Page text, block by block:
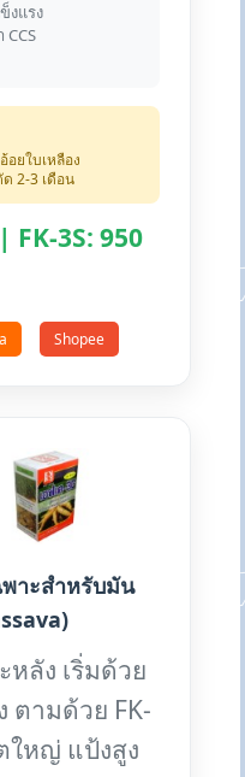
งแรง
CCS
อยใบเหลือง
ด 2-3 เดือน
FK-3S: 950
Shopee
พาะสำหรับมัน
ลัง เริ่มด้วย
ตามด้วย FK-
ใหญ่ แป้งสูง